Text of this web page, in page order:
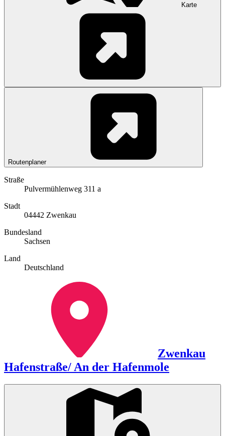
Karte
Routenplaner
Straße
Pulvermühlenweg 311 a
Stadt
04442 Zwenkau
Bundesland
Sachsen
Land
Deutschland
Zwenkau
Hafenstraße/ An der Hafenmole